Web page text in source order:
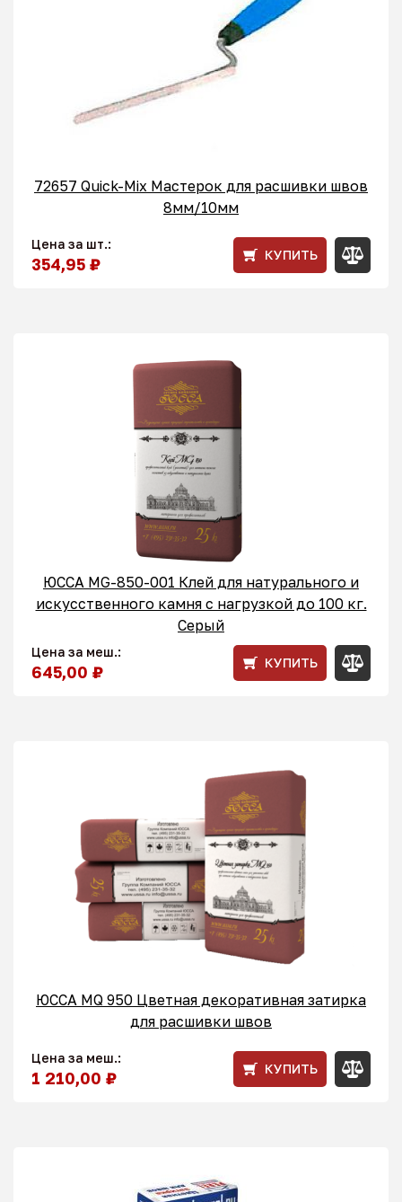
72657 Quick-Mix Мастерок для расшивки швов
8мм/10мм
Цена за шт.:
354,95 ₽ КУПИТЬ
ЮССА MG-850-001 Клей для натурального и
искусственного камня с нагрузкой до 100 кг.
Серый
Цена за меш.:
645,00 ₽ КУПИТЬ
ЮССА MQ 950 Цветная декоративная затирка
для расшивки швов
Цена за меш.:
1 210,00 ₽ КУПИТЬ